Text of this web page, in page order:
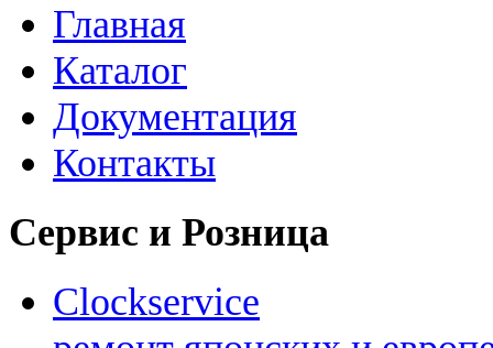
Главная
Каталог
Документация
Контакты
Сервис и Розница
Clockservice